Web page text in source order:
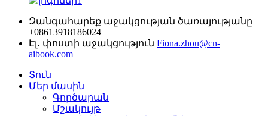
Զանգահարեք աջակցության ծառայությանը
+08613918186024
Էլ․ փոստի աջակցություն Fiona.zhou@cn-
aibook.com
Տուն
Մեր մասին
Գործարան
Մշակույթ